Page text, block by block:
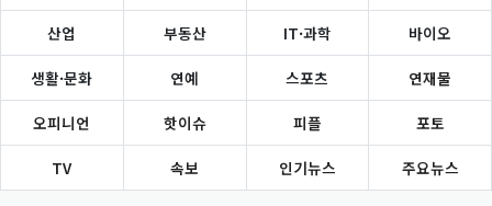
산업 부동산 IT·과학 바이오
생활·문화 연예 스포츠 연재물
오피니언 핫이슈 피플 포토
TV 속보 인기뉴스 주요뉴스